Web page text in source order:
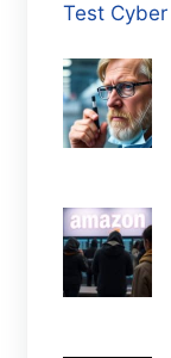
Test Cyber